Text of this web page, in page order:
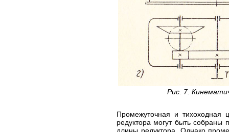
Рис. 7.
Промежуточная и тихоходная
редуктора могут быть